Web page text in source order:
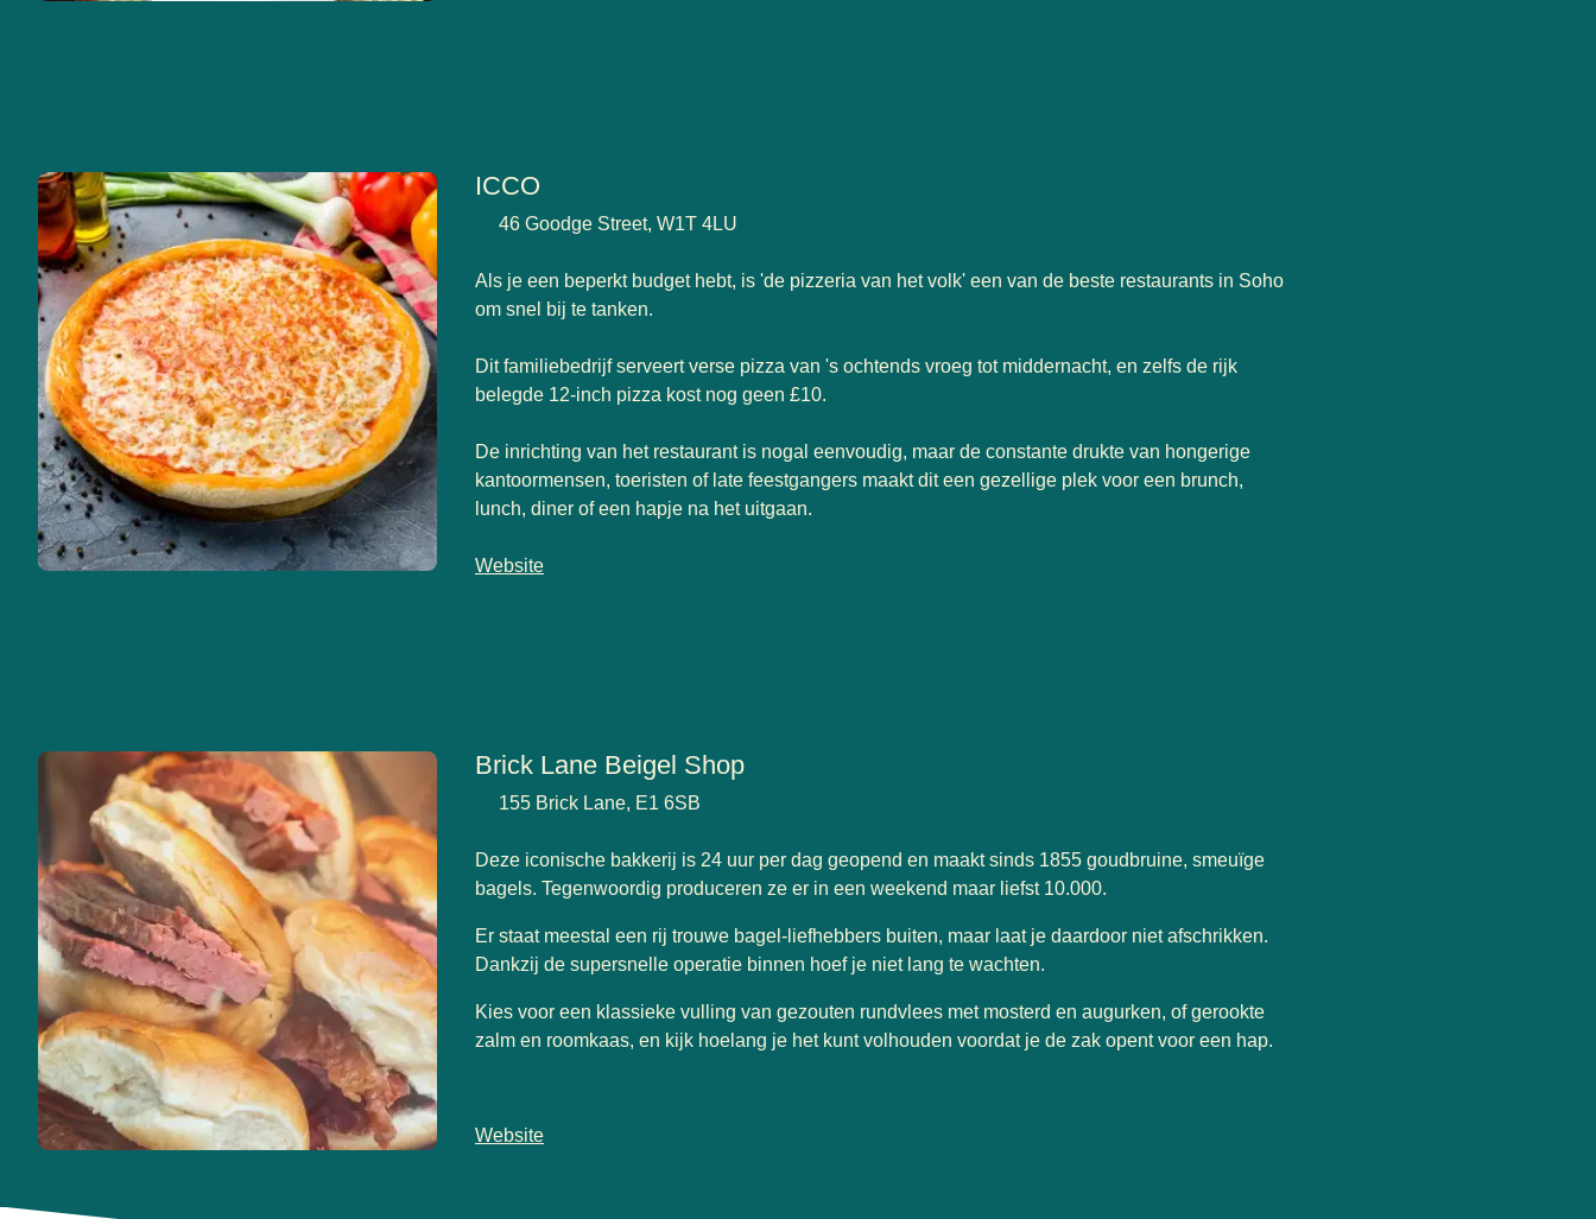
ICCO
46 Goodge Street, W1T 4LU
Als je een beperkt budget hebt, is 'de pizzeria van het volk' een van de beste restaurants in Soho
om snel bij te tanken.
Dit familiebedrijf serveert verse pizza van 's ochtends vroeg tot middernacht, en zelfs de rijk
belegde 12-inch pizza kost nog geen £10.
De inrichting van het restaurant is nogal eenvoudig, maar de constante drukte van hongerige
kantoormensen, toeristen of late feestgangers maakt dit een gezellige plek voor een brunch,
lunch, diner of een hapje na het uitgaan.
Website
Brick Lane Beigel Shop
155 Brick Lane, E1 6SB
Deze iconische bakkerij is 24 uur per dag geopend en maakt sinds 1855 goudbruine, smeuïge
bagels. Tegenwoordig produceren ze er in een weekend maar liefst 10.000.
Er staat meestal een rij trouwe bagel-liefhebbers buiten, maar laat je daardoor niet afschrikken.
Dankzij de supersnelle operatie binnen hoef je niet lang te wachten.
Kies voor een klassieke vulling van gezouten rundvlees met mosterd en augurken, of gerookte
zalm en roomkaas, en kijk hoelang je het kunt volhouden voordat je de zak opent voor een hap.
Website